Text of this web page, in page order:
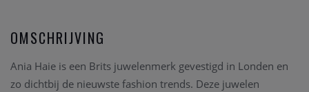
OMSCHRIJVING
Ania Haie is een Brits juwelenmerk gevestigd in Londen en
zo dichtbij de nieuwste fashion trends. Deze juwelen